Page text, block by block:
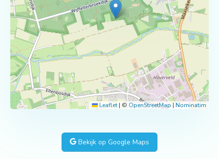
Leaflet | © OpenStreetMap | Nominatim
Bekijk op Google Maps